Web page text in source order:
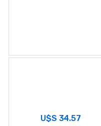
U$S 34.57